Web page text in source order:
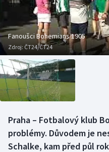
Americký fotbal
Baseball a softbal
Basketbal
Biatlon
Boby a skeleton
Box
Curling
NEPŘEHLÉDNĚTE
Soutěže
Historické návraty
Aplikace ČT sport
AZ kvíz
Fanoušci Bohemians 1905
Zdroj: ČT24/ČT24
Praha – Fotbalový klub
problémy. Důvodem je
Schalke, kam před půl